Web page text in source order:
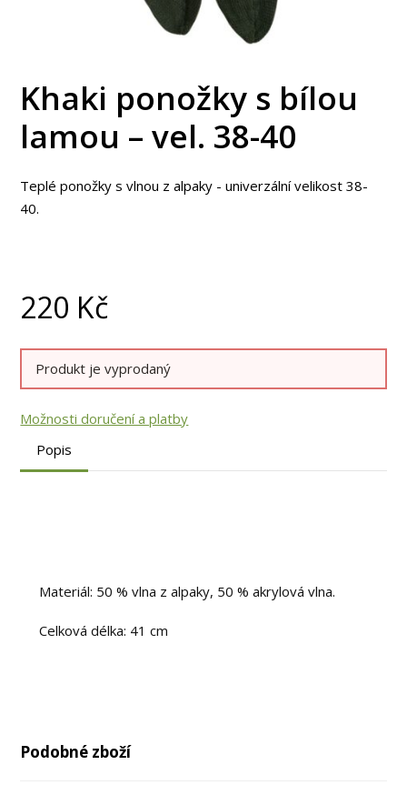
Khaki ponožky s bílou
lamou – vel. 38-40
Teplé ponožky s vlnou z alpaky - univerzální velikost 38-
40.
220 Kč
Produkt je vyprodaný
Možnosti doručení a platby
Popis
Materiál: 50 % vlna z alpaky, 50 % akrylová vlna.
Celková délka: 41 cm
Podobné zboží